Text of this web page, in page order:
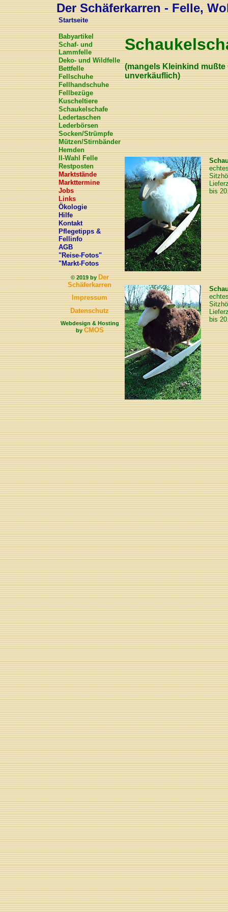
Der Schäferkarren - Felle,
Startseite
Babyartikel
Schaf- und
Lammfelle
Deko- und Wildfelle
Bettfelle
Fellschuhe
Fellhandschuhe
Fellbezüge
Kuscheltiere
Schaukelschafe
Ledertaschen
Lederbörsen
Socken/Strümpfe
Mützen/Stirnbänder
Hemden
II-Wahl Felle
Restposten
Marktstände
Markttermine
Jobs
Links
Ökologie
Hilfe
Kontakt
Pflegetipps &
Fellinfo
AGB
"Reise-Fotos"
"Markt-Fotos
© 2019 byDer
Schäferkarren
Impressum
Datenschutz
Webdesign & Hosting
byCMOS
(mangels Kleinkind mußte
unverkäuflich)
bis
bis